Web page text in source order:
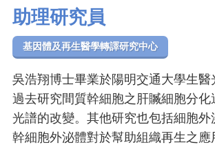
助理研究員
基因體及再生醫學轉譯研究中心
吳浩翔博士畢業於陽明交通大學生醫
過去研究間質幹細胞之肝贓細胞分化
光譜的改變。其他研究也包括細胞外
幹細胞外泌體對於幫助組織再生之應